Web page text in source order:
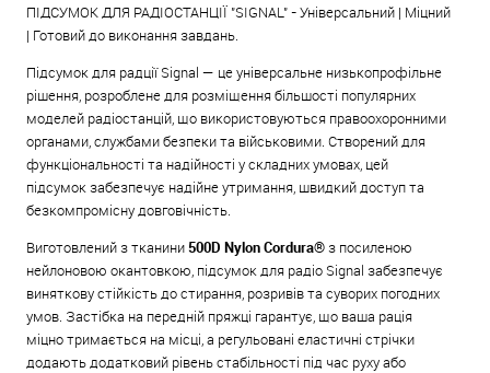
ПІДСУМОК ДЛЯ РАДІОСТАНЦІЇ "SIGNAL" - Універсальний | Міцний
| Готовий до виконання завдань.
Підсумок для радції Signal — це універсальне низькопрофільне
рішення, розроблене для розміщення більшості популярних
моделей радіостанцій, що використовуються правоохоронними
органами, службами безпеки та військовими. Створений для
функціональності та надійності у складних умовах, цей
підсумок забезпечує надійне утримання, швидкий доступ та
безкомпромісну довговічність.
Виготовлений з тканини500D Nylon Cordura®з посиленою
нейлоновою окантовкою, підсумок для радіо Signal забезпечує
виняткову стійкість до стирання, розривів та суворих погодних
умов. Застібка на передній пряжці гарантує, що ваша рація
міцно тримається на місці, а регульовані еластичні стрічки
додають додатковий рівень стабільності під час руху або